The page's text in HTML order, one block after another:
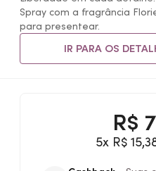
Spray com a fragrância
para presentear.
IR PARA OS
R$
5x R$